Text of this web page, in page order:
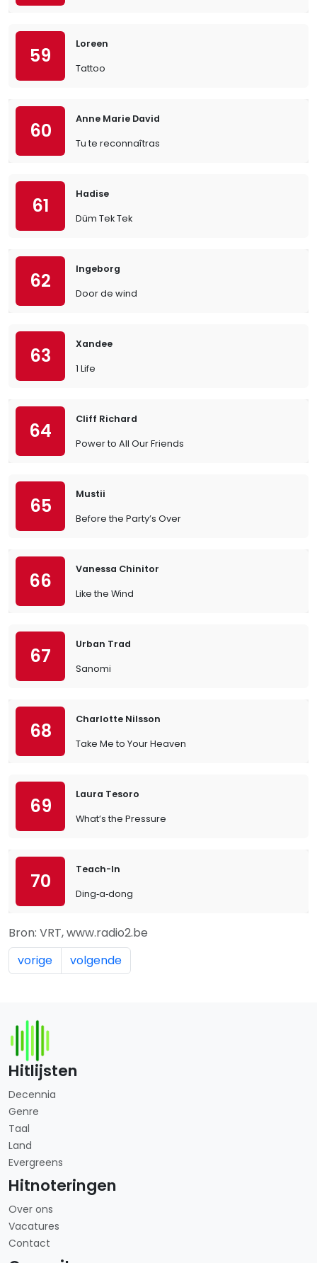
59
Loreen
Tattoo
60
Anne Marie David
Tu te reconnaîtras
61
Hadise
Düm Tek Tek
62
Ingeborg
Door de wind
63
Xandee
1 Life
64
Cliff Richard
Power to All Our Friends
65
Mustii
Before the Party’s Over
66
Vanessa Chinitor
Like the Wind
67
Urban Trad
Sanomi
68
Charlotte Nilsson
Take Me to Your Heaven
69
Laura Tesoro
What’s the Pressure
70
Teach-In
Ding‐a‐dong
Bron: VRT, www.radio2.be
vorige
volgende
Hitlijsten
Decennia
Genre
Taal
Land
Evergreens
Hitnoteringen
Over ons
Vacatures
Contact